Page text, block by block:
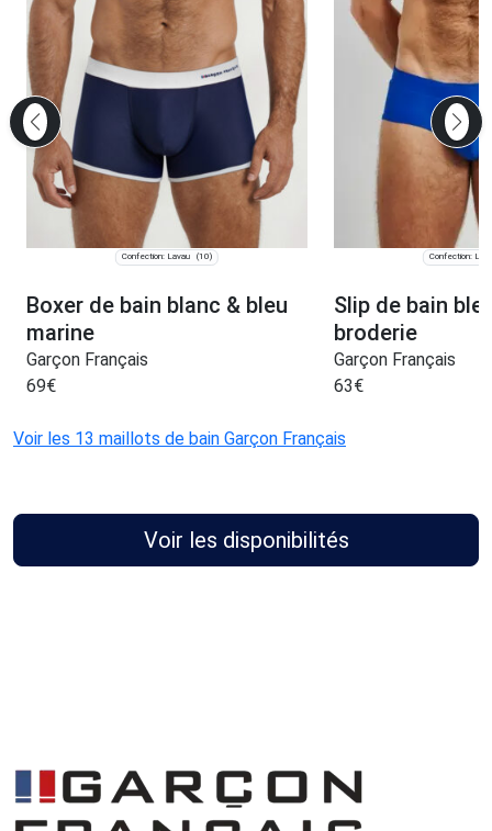
Confection: Lavau (10)
Boxer de bain blanc & bleu
marine
Garçon Français
69€
Confection:
Slip de bain
broderie
Garçon Français
63€
Voir les 13 maillots de bain Garçon Français
Voir les disponibilités